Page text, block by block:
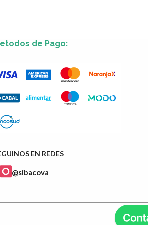
de Pago:
EN REDES
@sibacova